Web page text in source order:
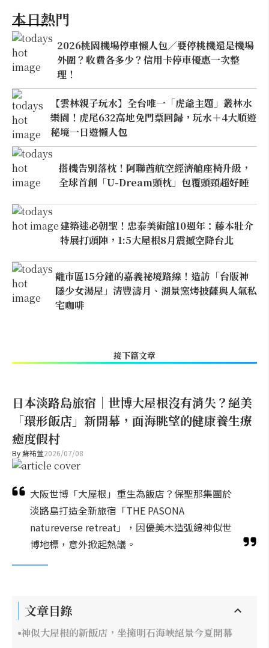
本日熱門
2026桃園機場停車懶人包／要停桃機還是機場
外圍？收費各多少？信用卡停車優惠一次整
理！
【雲林親子玩水】全台唯一「虎爺主題」叢林水
樂園！虎尾632高地免門票回歸，玩水＋4大順遊
秘境一日遊懶人包
搭機告別落枕！阿聯酋航空經濟艙座椅升級，
全球首創「U-Dream頭枕」包覆頭頸超好睡
建築迷必朝聖！忠泰美術館10週年：藤本壯介
特展打頭陣，1:5大屋根8月震撼空降台北
離市區15分鐘的嘉義祕境路線！造訪「台版神
隱少女湯屋」清豐濤月、湖景窯烤披薩與人氣私
宅咖啡
接下篇文章
日本淡路島旅宿｜世博大屋根沒有消失？絕美
「環形飯店」新開幕，面海眺望的健康養生療
癒度假村
By蘇祐萱2026/07/08
大阪世博「大屋根」重生為飯店？保聖那集團於
淡路島打造全新旅宿「THE PASONA
natureverse retreat」，因優美木造弧線神似世
博地標，意外掀起熱議。
文章目錄
神似大屋根的新飯店，坐擁明石海峽絕景今夏開幕